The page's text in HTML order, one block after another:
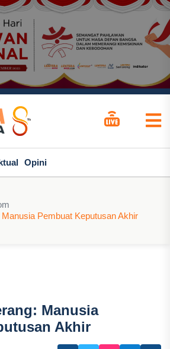
Opini
Pembuat Keputusan Akhir
Manusia
Akhir